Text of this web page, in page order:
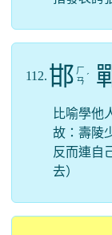
112. 邯 ㄏ
ㄢ ˊ
比喻學他
故：壽陵
反而連自
去）